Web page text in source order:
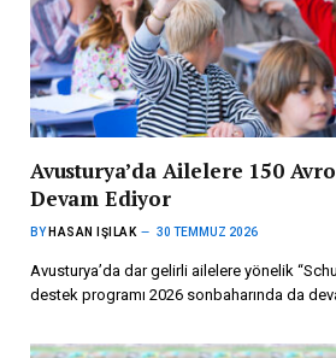
Avusturya’da Ailelere 150
Devam Ediyor
BY HASAN IŞILAK 30 TEMMUZ 2026
Avusturya’da dar gelirli ailelere yönelik
destek programı 2026 sonbaharında da